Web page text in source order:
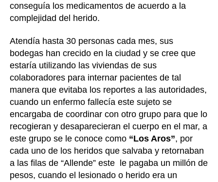
conseguía los medicamentos de acuerdo a la
complejidad del herido.
Atendía hasta 30 personas cada mes, sus
bodegas han crecido en la ciudad y se cree que
estaría utilizando las viviendas de sus
colaboradores para internar pacientes de tal
manera que evitaba los reportes a las autoridades,
cuando un enfermo fallecía este sujeto se
encargaba de coordinar con otro grupo para que lo
recogieran y desaparecieran el cuerpo en el mar, a
este grupo se le conoce como “Los Aros”, por
cada uno de los heridos que salvaba y retornaban
a las filas de “Allende” este le pagaba un millón de
pesos, cuando el lesionado o herido era un